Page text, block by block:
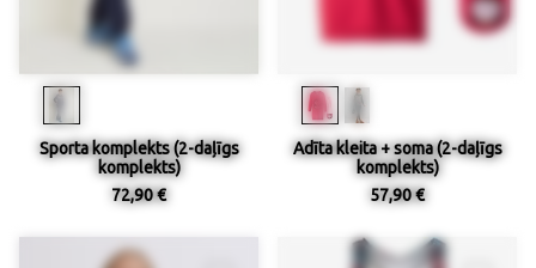
Sporta komplekts (2-daļīgs
komplekts)
72,90 €
Adīta kleita + soma (2-daļīgs
komplekts)
57,90 €